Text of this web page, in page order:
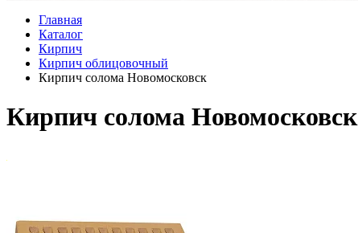
Главная
Каталог
Кирпич
Кирпич облицовочный
Кирпич солома Новомосковск
Кирпич солома Новомосковск